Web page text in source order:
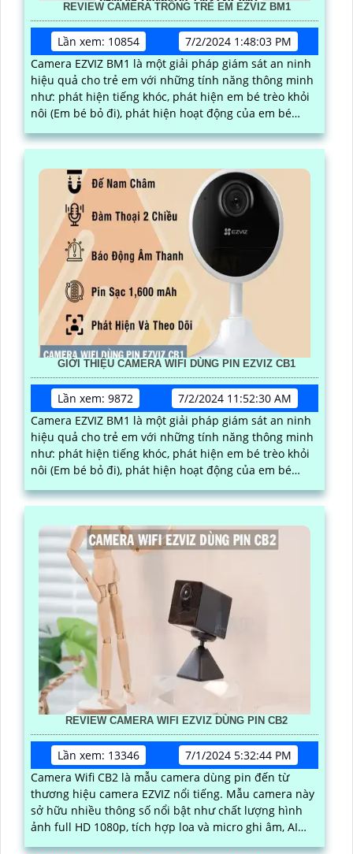
REVIEW CAMERA TRÔNG TRẺ EM EZVIZ BM1
Lần xem: 10854
7/2/2024 1:48:03 PM
Camera EZVIZ BM1 là một giải pháp giám sát an ninh
hiệu quả cho trẻ em với những tính năng thông minh
như: phát hiện tiếng khóc, phát hiện em bé trèo khỏi
nôi (Em bé bỏ đi), phát hiện hoạt động của em bé
GIỚI THIỆU CAMERA WIFI DÙNG PIN EZVIZ CB1
Lần xem: 9872
7/2/2024 11:52:30 AM
Camera EZVIZ BM1 là một giải pháp giám sát an ninh
hiệu quả cho trẻ em với những tính năng thông minh
như: phát hiện tiếng khóc, phát hiện em bé trèo khỏi
nôi (Em bé bỏ đi), phát hiện hoạt động của em bé
REVIEW CAMERA WIFI EZVIZ DÙNG PIN CB2
Lần xem: 13346
7/1/2024 5:32:44 PM
Camera Wifi CB2 là mẫu camera dùng pin đến từ
thương hiệu camera EZVIZ nổi tiếng. Mẫu camera này
sở hữu nhiều thông số nổi bật như chất lượng hình
ảnh full HD 1080p, tích hợp loa và micro ghi âm, AI